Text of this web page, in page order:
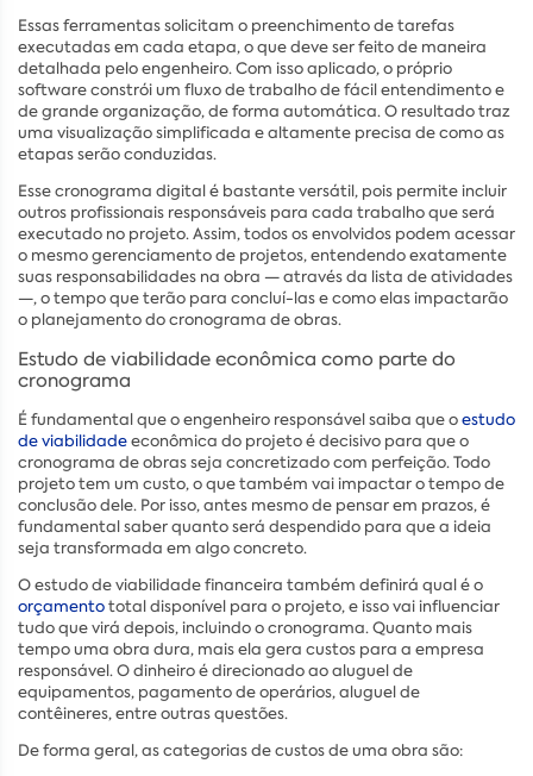
Essas ferramentas solicitam o preenchimento de tarefas
executadas em cada etapa, o que deve ser feito de maneira
detalhada pelo engenheiro. Com isso aplicado, o próprio
software constrói um fluxo de trabalho de fácil entendimento e
de grande organização, de forma automática. O resultado traz
uma visualização simplificada e altamente precisa de como as
etapas serão conduzidas.
Esse cronograma digital é bastante versátil, pois permite incluir
outros profissionais responsáveis para cada trabalho que será
executado no projeto. Assim, todos os envolvidos podem acessar
o mesmo gerenciamento de projetos, entendendo exatamente
suas responsabilidades na obra — através da lista de atividades
—, o tempo que terão para concluí-las e como elas impactarão
o planejamento do cronograma de obras.
Estudo de viabilidade econômica como parte do
cronograma
É fundamental que o engenheiro responsável saiba que oestudo
de viabilidadeeconômica do projeto é decisivo para que o
cronograma de obras seja concretizado com perfeição. Todo
projeto tem um custo, o que também vai impactar o tempo de
conclusão dele. Por isso, antes mesmo de pensar em prazos, é
fundamental saber quanto será despendido para que a ideia
seja transformada em algo concreto.
O estudo de viabilidade financeira também definirá qual é o
orçamentototal disponível para o projeto, e isso vai influenciar
tudo que virá depois, incluindo o cronograma. Quanto mais
tempo uma obra dura, mais ela gera custos para a empresa
responsável. O dinheiro é direcionado ao aluguel de
equipamentos, pagamento de operários, aluguel de
contêineres, entre outras questões.
De forma geral, as categorias de custos de uma obra são: